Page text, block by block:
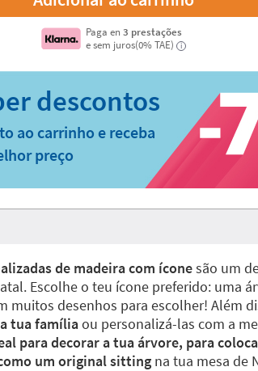
Paga en3 prestações
e sem juros(0% TAE)
i
ao carrinho e receba
preço
de madeira com íconesão um
Escolhe o teu ícone preferido: uma
muitos desenhos para escolher! Além
tua famíliaou personalizá-las com a
para decorar a tua árvore, para
um original sitting na tua mesa de